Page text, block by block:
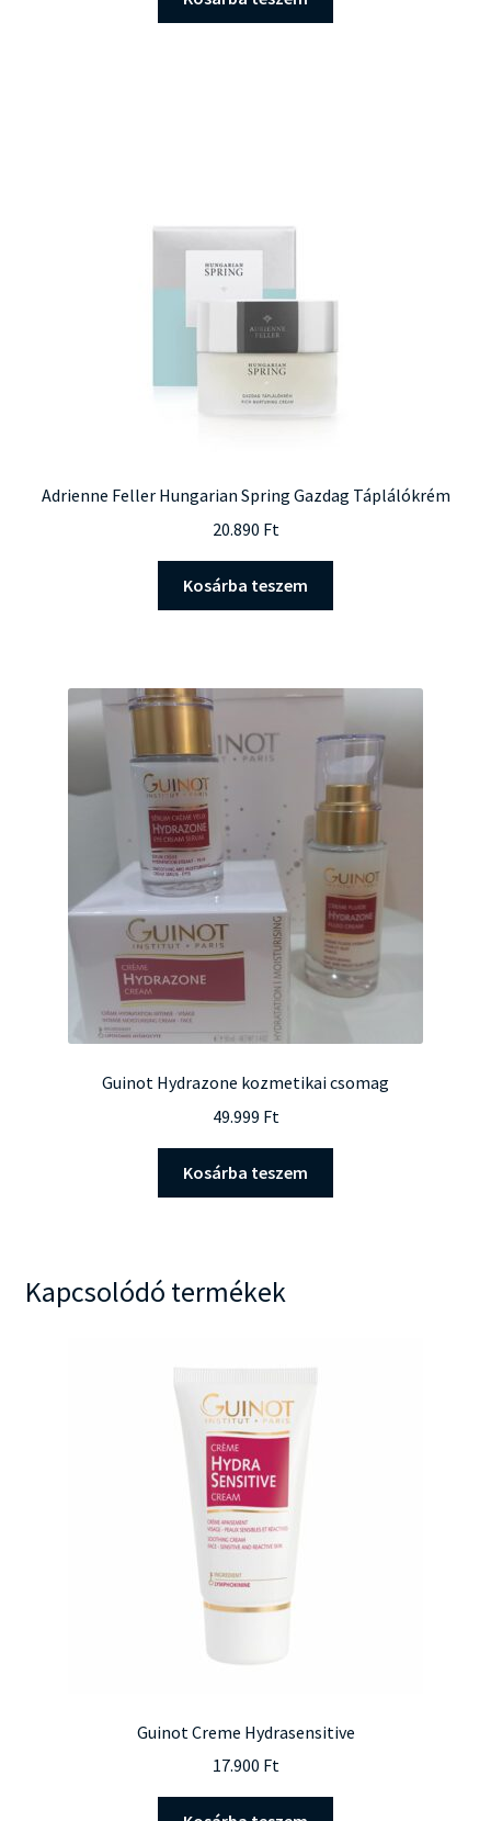
Adrienne Feller Hungarian Spring Gazdag Táplálókrém
20.890 Ft
Kosárba teszem
Guinot Hydrazone kozmetikai csomag
49.999 Ft
Kosárba teszem
Kapcsolódó termékek
Guinot Creme Hydrasensitive
17.900 Ft